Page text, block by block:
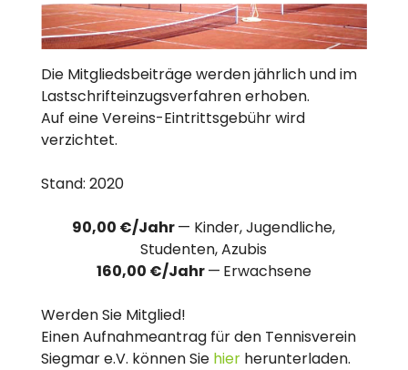
Die Mitgliedsbeiträge werden jährlich und im
Lastschrifteinzugsverfahren erhoben.
Auf eine Vereins-Eintrittsgebühr wird
verzichtet.
Stand: 2020
90,00 €/Jahr— Kinder, Jugendliche,
Studenten, Azubis
160,00 €/Jahr— Erwachsene
Werden Sie Mitglied!
Einen Aufnahmeantrag für den Tennisverein
Siegmar e.V. können Sie hierherunterladen.